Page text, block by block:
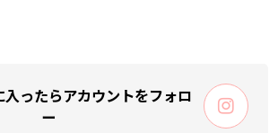
入ったらアカウントをフォロ
ー